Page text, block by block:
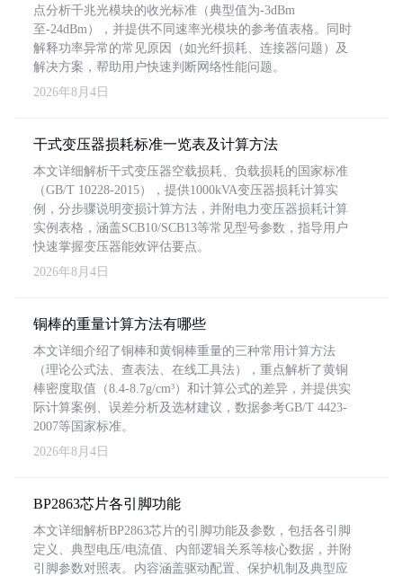
点分析千兆光模块的收光标准（典型值为-3dBm
至-24dBm），并提供不同速率光模块的参考值表格。同时
解释功率异常的常见原因（如光纤损耗、连接器问题）及
解决方案，帮助用户快速判断网络性能问题。
2026年8月4日
干式变压器损耗标准一览表及计算方法
本文详细解析干式变压器空载损耗、负载损耗的国家标准
（GB/T 10228-2015），提供1000kVA变压器损耗计算实
例，分步骤说明变损计算方法，并附电力变压器损耗计算
实例表格，涵盖SCB10/SCB13等常见型号参数，指导用户
快速掌握变压器能效评估要点。
2026年8月4日
铜棒的重量计算方法有哪些
本文详细介绍了铜棒和黄铜棒重量的三种常用计算方法
（理论公式法、查表法、在线工具法），重点解析了黄铜
棒密度取值（8.4-8.7g/cm³）和计算公式的差异，并提供实
际计算案例、误差分析及选材建议，数据参考GB/T 4423-
2007等国家标准。
2026年8月4日
BP2863芯片各引脚功能
本文详细解析BP2863芯片的引脚功能及参数，包括各引脚
定义、典型电压/电流值、内部逻辑关系等核心数据，并附
引脚参数对照表。内容涵盖驱动配置、保护机制及典型应